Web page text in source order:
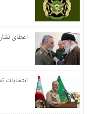
اعطای
انتخابات